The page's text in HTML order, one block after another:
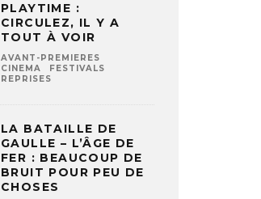
PLAYTIME :
CIRCULEZ, IL Y A
TOUT À VOIR
AVANT-PREMIERES
CINEMA
FESTIVALS
REPRISES
LA BATAILLE DE
GAULLE – L’ÂGE DE
FER : BEAUCOUP DE
BRUIT POUR PEU DE
CHOSES